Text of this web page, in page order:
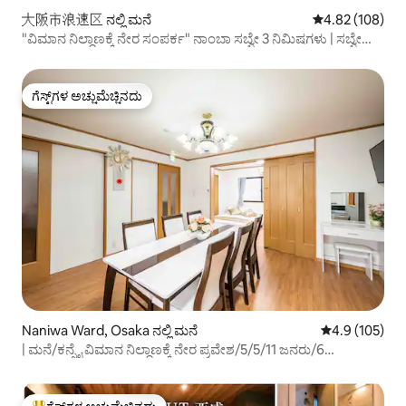
大阪市浪速区 ನಲ್ಲಿ ಮನೆ 5 ರಲ್ಲಿ 4.82
4.82 (108)
"ವಿಮಾನ ನಿಲ್ದಾಣಕ್ಕೆ ನೇರ ಸಂಪರ್ಕ" ನಾಂಬಾ ಸಬ್ವೇ 3 ನಿಮಿಷಗಳು | ಸಬ್ವೇ
ಉಮೆಡಾ/USJ ಗೆ ಸಂಪರ್ಕ ಕಲ್ಪಿಸುತ್ತವೆ
ಗೆಸ್ಟ್‌ಗಳ ಅಚ್ಚುಮೆಚ್ಚಿನದು
ಗೆಸ್ಟ್‌ಗಳ ಅಚ್ಚುಮೆಚ್ಚಿನದು
Naniwa Ward, Osaka ನಲ್ಲಿ ಮನೆ 5 ರಲ್ಲಿ 4.9
4.9 (105)
| ಮನೆ/ಕನ್ಸೈ ವಿಮಾನ ನಿಲ್ದಾಣಕ್ಕೆ ನೇರ ಪ್ರವೇಶ/5/5/11 ಜನರು/6